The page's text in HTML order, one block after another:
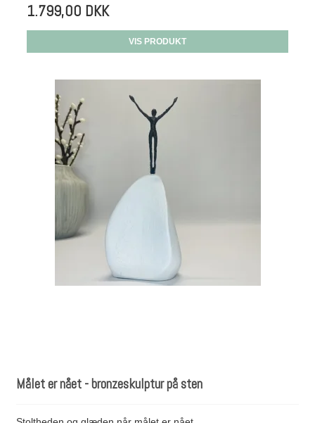
1.799,00 DKK
VIS PRODUKT
Målet er nået - bronzeskulptur på sten